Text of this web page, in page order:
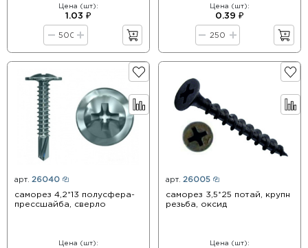
Цена (шт):
1.03 ₽
Цена (шт):
0.39 ₽
арт. 26040
саморез 4,2*13 полусфера-
прессшайба, сверло
Цена (шт):
арт. 26005
саморез 3,5*25 потай, крупн
резьба, оксид
Цена (шт):